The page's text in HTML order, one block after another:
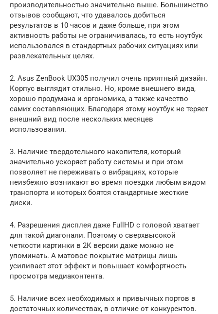
производительностью значительно выше. Большинство
отзывов сообщают, что удавалось добиться
результатов в 10 часов и даже больше, при этом
активность работы не ограничивалась, то есть ноутбук
использовался в стандартных рабочих ситуациях или
развлекательных целях.
2. Asus ZenBook UX305 получил очень приятный дизайн.
Корпус выглядит стильно. Но, кроме внешнего вида,
хорошо продумана и эргономика, а также качество
самих составляющих. Благодаря этому ноутбук не теряет
внешний вид после нескольких месяцев
использования.
3. Наличие твердотельного накопителя, который
значительно ускоряет работу системы и при этом
позволяет не переживать о вибрациях, которые
неизбежно возникают во время поездки любым видом
транспорта и которых боятся стандартные жесткие
диски.
4. Разрешения дисплея даже FullHD с головой хватает
для такой диагонали. Поэтому о сверхвысокой
четкости картинки в 2К версии даже можно не
упоминать. А матовое покрытие матрицы лишь
усиливает этот эффект и повышает комфортность
просмотра медиаконтента.
5. Наличие всех необходимых и привычных портов в
достаточных количествах, в отличие от конкурентов.